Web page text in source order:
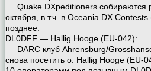
Quake DXpeditioners собираются
октября, в т.ч. в Oceania DX
позднее.
DL0DFF — Hallig Hooge (EU-042):
DARC клуб Ahrensburg/
снова посетить о. Hallig Hooge